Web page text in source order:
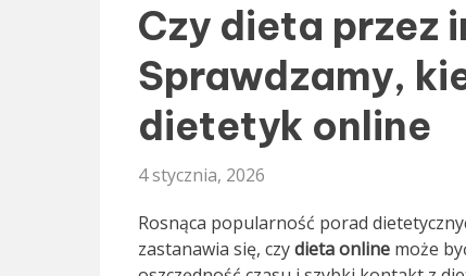
Czy dieta przez
Sprawdzamy,
dietetyk online
4 stycznia, 2026
Rosnąca popularność porad
zastanawia się, czydieta onlinemoże